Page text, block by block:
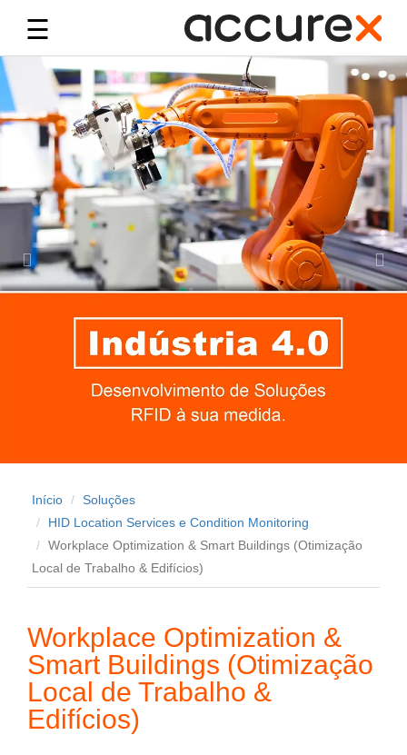
Início
Tags
RFID
Leitores
Antenas
Impressoras
Serviços
☰
Previous
Início
Soluções
HID Location Services e Condition Monitoring
Workplace Optimization & Smart Buildings (Otimização
Local de Trabalho & Edifícios)
Workplace Optimization &
Smart Buildings (Otimização
Local de Trabalho &
Edifícios)